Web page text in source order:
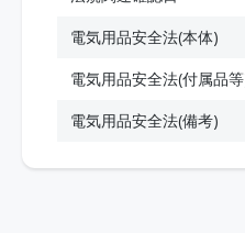
電気用品安全法(本体)
電気用品安全法(付属品
電気用品安全法(備考)